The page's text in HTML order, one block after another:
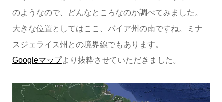
のようなので、どんなところなのか調べてみました。
大きな位置としてはここ、バイア州の南ですね。ミナ
スジェライス州との境界線でもあります。
Googleマップより抜粋させていただきました。